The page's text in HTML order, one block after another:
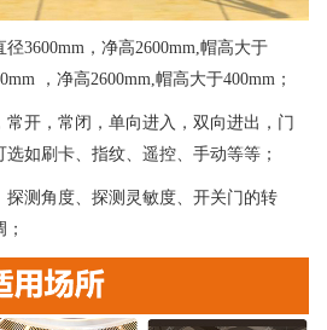
3600mm，净高2600mm,帽高大于
，净高2600mm,帽高大于400mm；
开，常闭，单向进入，双向进出，门
如刷卡、指纹、遥控、手动等等；
测角度、探测灵敏度、开关门的转